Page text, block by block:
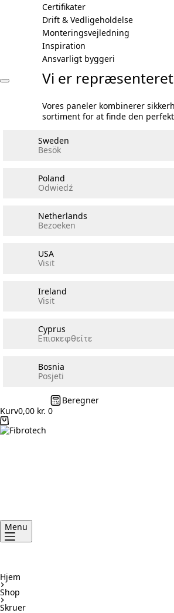
Certifikater
Drift & Vedligeholdelse
Monteringsvejledning
Inspiration
Ansvarligt byggeri
Vi er
Vores paneler kombinerer
sortiment for at finde den
Sweden
Besök
Poland
Odwiedź
Netherlands
Bezoeken
USA
Visit
Ireland
Visit
Cyprus
Επισκεφθείτε
Bosnia
Posjeti
Beregner
Kurv0,00 kr. 0
Menu
Hjem
Shop
Skruer